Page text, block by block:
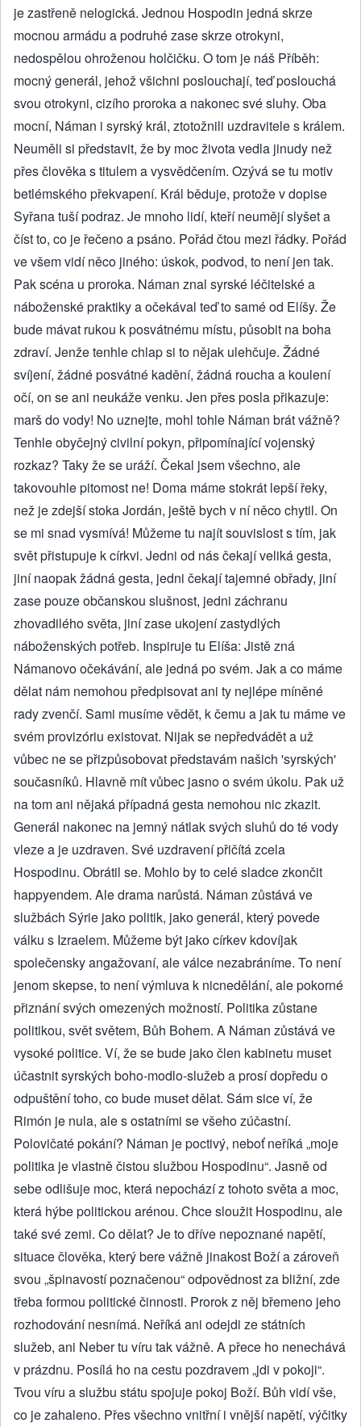
je zastřeně nelogická. Jednou Hospodin jedná skrze
mocnou armádu a podruhé zase skrze otrokyni,
nedospělou ohroženou holčičku. O tom je náš Příběh:
mocný generál, jehož všichni poslouchají, teď poslouchá
svou otrokyni, cizího proroka a nakonec své sluhy. Oba
mocní, Náman i syrský král, ztotožnili uzdravitele s králem.
Neuměli si představit, že by moc života vedla jinudy než
přes člověka s titulem a vysvědčením. Ozývá se tu motiv
betlémského překvapení. Král běduje, protože v dopise
Syřana tuší podraz. Je mnoho lidí, kteří neumějí slyšet a
číst to, co je řečeno a psáno. Pořád čtou mezi řádky. Pořád
ve všem vidí něco jiného: úskok, podvod, to není jen tak.
Pak scéna u proroka. Náman znal syrské léčitelské a
náboženské praktiky a očekával teď to samé od Elíšy. Že
bude mávat rukou k posvátnému místu, působit na boha
zdraví. Jenže tenhle chlap si to nějak ulehčuje. Žádné
svíjení, žádné posvátné kadění, žádná roucha a koulení
očí, on se ani neukáže venku. Jen přes posla přikazuje:
marš do vody! No uznejte, mohl tohle Náman brát vážně?
Tenhle obyčejný civilní pokyn, připomínající vojenský
rozkaz? Taky že se uráží. Čekal jsem všechno, ale
takovouhle pitomost ne! Doma máme stokrát lepší řeky,
než je zdejší stoka Jordán, ještě bych v ní něco chytil. On
se mi snad vysmívá! Můžeme tu najít souvislost s tím, jak
svět přistupuje k církvi. Jedni od nás čekají veliká gesta,
jiní naopak žádná gesta, jedni čekají tajemné obřady, jiní
zase pouze občanskou slušnost, jedni záchranu
zhovadilého světa, jiní zase ukojení zastydlých
náboženských potřeb. Inspiruje tu Elíša: Jistě zná
Námanovo očekávání, ale jedná po svém. Jak a co máme
dělat nám nemohou předpisovat ani ty nejlépe míněné
rady zvenčí. Sami musíme vědět, k čemu a jak tu máme ve
svém provizóriu existovat. Nijak se nepředvádět a už
vůbec ne se přizpůsobovat představám našich 'syrských'
současníků. Hlavně mít vůbec jasno o svém úkolu. Pak už
na tom ani nějaká případná gesta nemohou nic zkazit.
Generál nakonec na jemný nátlak svých sluhů do té vody
vleze a je uzdraven. Své uzdravení přičítá zcela
Hospodinu. Obrátil se. Mohlo by to celé sladce zkončit
happyendem. Ale drama narůstá. Náman zůstává ve
službách Sýrie jako politik, jako generál, který povede
válku s Izraelem. Můžeme být jako církev kdovíjak
společensky angažovaní, ale válce nezabráníme. To není
jenom skepse, to není výmluva k nicnedělání, ale pokorné
přiznání svých omezených možností. Politika zůstane
politikou, svět světem, Bůh Bohem. A Náman zůstává ve
vysoké politice. Ví, že se bude jako člen kabinetu muset
účastnit syrských boho-modlo-služeb a prosí dopředu o
odpuštění toho, co bude muset dělat. Sám sice ví, že
Rimón je nula, ale s ostatními se všeho zúčastní.
Polovičaté pokání? Náman je poctivý, neboť neříká „moje
politika je vlastně čistou službou Hospodinu“. Jasně od
sebe odlišuje moc, která nepochází z tohoto světa a moc,
která hýbe politickou arénou. Chce sloužit Hospodinu, ale
také své zemi. Co dělat? Je to dříve nepoznané napětí,
situace člověka, který bere vážně jinakost Boží a zároveň
svou „špinavostí poznačenou“ odpovědnost za bližní, zde
třeba formou politické činnosti. Prorok z něj břemeno jeho
rozhodování nesnímá. Neříká ani odejdi ze státních
služeb, ani Neber tu víru tak vážně. A přece ho nenechává
v prázdnu. Posílá ho na cestu pozdravem „jdi v pokoji“.
Tvou víru a službu státu spojuje pokoj Boží. Bůh vidí vše,
co je zahaleno. Přes všechno vnitřní i vnější napětí, výčitky